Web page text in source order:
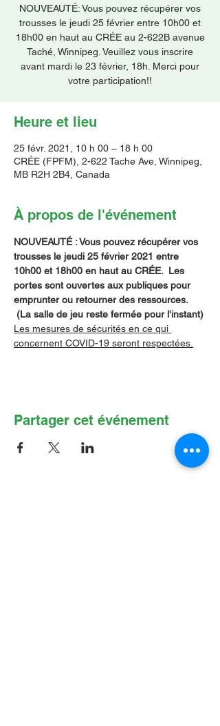
NOUVEAUTÉ: Vous pouvez récupérer vos
trousses le jeudi 25 février entre 10h00 et
18h00 en haut au CRÉE au 2-622B avenue
Taché, Winnipeg. Veuillez vous inscrire
avant mardi le 23 février, 18h. Merci pour
votre participation!!
Heure et lieu
25 févr. 2021, 10 h 00 – 18 h 00
CRÉE (FPFM), 2-622 Tache Ave, Winnipeg,
MB R2H 2B4, Canada
À propos de l'événement
NOUVEAUTÉ : Vous pouvez récupérer vos
trousses le jeudi 25 février 2021 entre
10h00 et 18h00 en haut au CRÉE.  Les
portes sont ouvertes aux publiques pour
emprunter ou retourner des ressources.
(La salle de jeu reste fermée pour l'instant)
Les mesures de sécurités en ce qui
concernent COVID-19 seront respectées.
Partager cet événement